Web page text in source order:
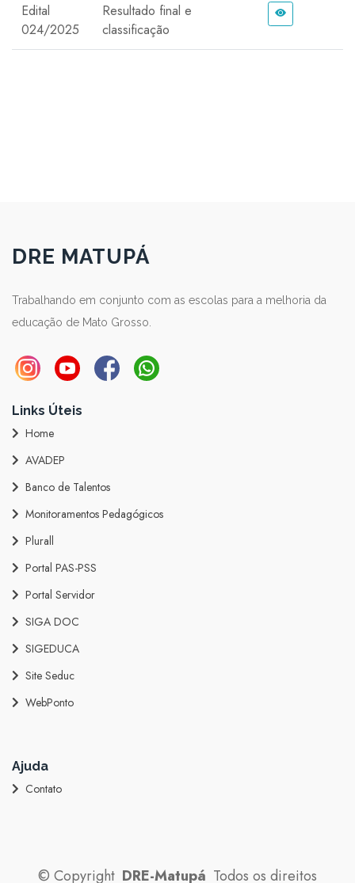
Edital
024/2025
Resultado final e
classificação
DRE MATUPÁ
Trabalhando em conjunto com as escolas para a melhoria da
educação de Mato Grosso.
Links Úteis
Home
AVADEP
Banco de Talentos
Monitoramentos Pedagógicos
Plurall
Portal PAS-PSS
Portal Servidor
SIGA DOC
SIGEDUCA
Site Seduc
WebPonto
Ajuda
Contato
© Copyright DRE-Matupá Todos os direitos